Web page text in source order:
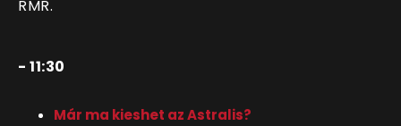
RMR.
- 11:30
Már ma kieshet az Astralis?